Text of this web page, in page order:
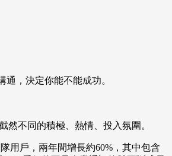
，決定你能不能成功。
不同的積極、熱情、投入氛圍。
用戶，兩年間增長約60%，其中包含